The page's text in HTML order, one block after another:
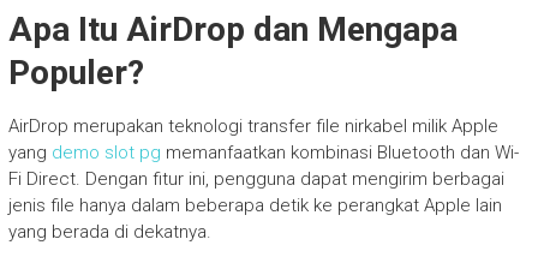
Apa Itu AirDrop dan Mengapa
Populer?
AirDrop merupakan teknologi transfer file nirkabel milik Apple
yang demo slot pg memanfaatkan kombinasi Bluetooth dan Wi-
Fi Direct. Dengan fitur ini, pengguna dapat mengirim berbagai
jenis file hanya dalam beberapa detik ke perangkat Apple lain
yang berada di dekatnya.